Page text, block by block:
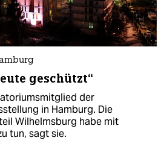
geschützt“
der
in Hamburg. Die
Wilhelmsburg habe mit
tun, sagt sie.